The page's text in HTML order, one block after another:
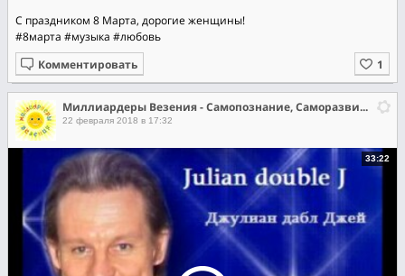
С праздником 8 Марта, дорогие женщины!
#8марта #музыка #любовь
Комментировать
Миллиардеры Везения - Самопознание, Саморазвитие, Самореализация
22 февраля 2018 в 17:32
33:22